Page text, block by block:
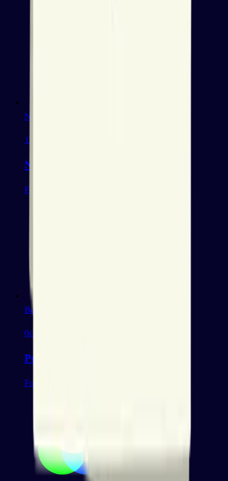
Newbie
12
Numbers (0-10)
Foundation
Beginner
0слов
Polite language
Foundation